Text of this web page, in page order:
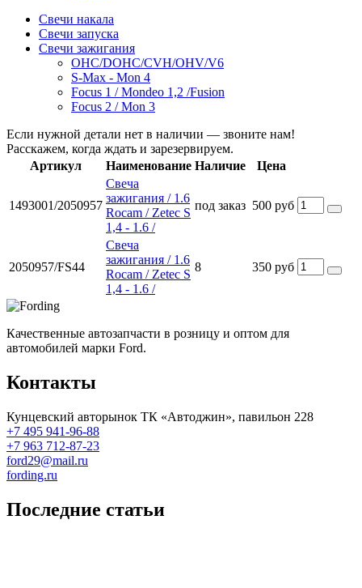
Свечи накала
Свечи запуска
Свечи зажигания
OHC/DOHC/CVH/OHV/V6
S-Max - Mon 4
Focus 1 / Mondeo 1,2 /Fusion
Focus 2 / Mon 3
Если нужной детали нет в наличии — звоните нам!
Расскажем, когда ждать и зарезервируем.
Артикул
Наименование Наличие Цена
1493001/2050957
Свеча
зажигания / 1.6
Rocam / Zetec S
1,4 - 1.6 /
под заказ 500 руб
2050957/FS44
Свеча
зажигания / 1.6
Rocam / Zetec S
1,4 - 1.6 /
8 350 руб
Качественные автозапчасти в розницу и оптом для
автомобилей марки Ford.
Контакты
Кунцевский авторынок ТК «Автоджин», павильон 228
+7 495 941-96-88
+7 963 712-87-23
ford29@mail.ru
fording.ru
Последние статьи